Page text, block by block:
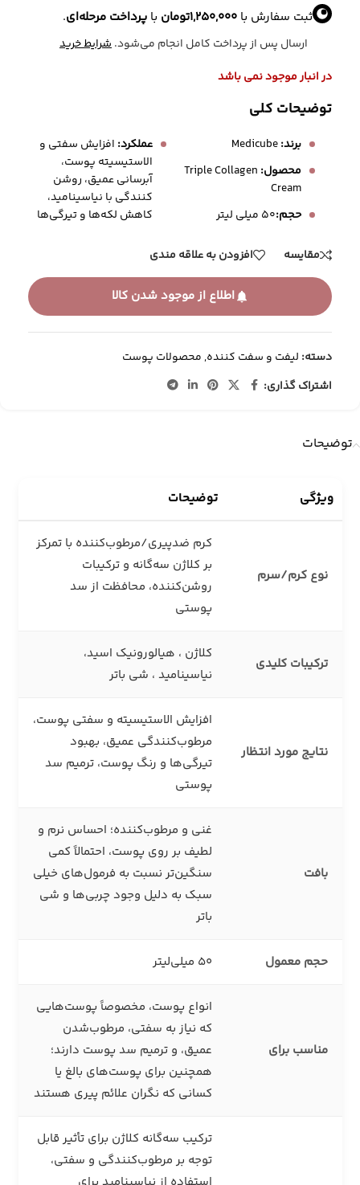
ثبت سفارش با 1,250,000تومان با پرداخت مرحله‌ای.
ارسال پس از پرداخت کامل انجام می‌شود.شرایط خرید
در انبار موجود نمی باشد
توضیحات کلی
برند:
محصول: Triple Collagen
Cream
حجم:50 میلی لیتر
عملکرد: افزایش سفتی و
الاستیسیته پوست،
آبرسانی عمیق، روشن‌
کنندگی با نیاسینامید،
کاهش لکه‌ها و تیرگی‌ها
مقایسه افزودن به علاقه مندی
اطلاع از موجود شدن کالا
دسته: لیفت و سفت کننده,محصولات پوست
اشتراک گذاری:
توضیحات
ویژگی توضیحات
نوع کرم/سرم
کرم ضدپیری/مرطوب‌کننده با تمرکز
بر کلاژن سه‌گانه و ترکیبات
روشن‌کننده، محافظت از سد
پوستی
ترکیبات کلیدی
کلاژن ، هیالورونیک اسید،
نیاسینامید ، شی باتر
نتایج مورد انتظار
افزایش الاستیسیته و سفتی پوست،
مرطوب‌کنندگی عمیق، بهبود
تیرگی‌ها و رنگ پوست، ترمیم سد
پوستی
بافت
غنی و مرطوب‌کننده؛ احساس نرم و
لطیف بر روی پوست، احتمالاً کمی
سنگین‌تر نسبت به فرمول‌های خیلی
سبک به دلیل وجود چربی‌ها و شی
باتر
حجم معمول ۵۰ میلی‌لیتر
مناسب برای
انواع پوست، مخصوصاً پوست‌هایی
که نیاز به سفتی، مرطوب‌شدن
عمیق، و ترمیم سد پوست دارند؛
همچنین برای پوست‌های بالغ یا
کسانی که نگران علائم پیری هستند
ترکیب سه‌گانه کلاژن برای تأثیر قابل
توجه بر مرطوب‌کنندگی و سفتی،